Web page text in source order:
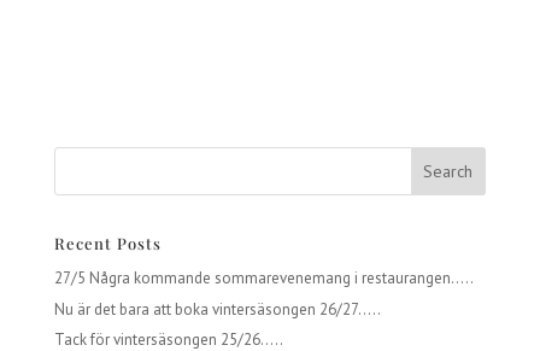
Recent Posts
27/5 Några kommande sommarevenemang i restaurangen…..
Nu är det bara att boka vintersäsongen 26/27…..
Tack för vintersäsongen 25/26…..